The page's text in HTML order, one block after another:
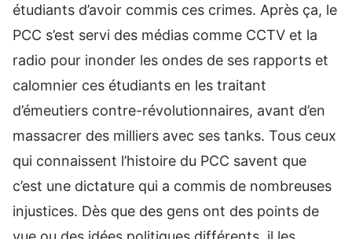
étudiants d’avoir commis ces crimes. Après ça, le
PCC s’est servi des médias comme CCTV et la
radio pour inonder les ondes de ses rapports et
calomnier ces étudiants en les traitant
d’émeutiers contre-révolutionnaires, avant d’en
massacrer des milliers avec ses tanks. Tous ceux
qui connaissent l’histoire du PCC savent que
c’est une dictature qui a commis de nombreuses
injustices. Dès que des gens ont des points de